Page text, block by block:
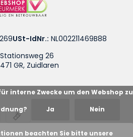
Stationsweg 26
GR, Zuidlaren
USt-IdNr.: NL002211469B88
Blues
interne Zwecke um den Webshop zu
Ja Nein
beachten Sie bitte unsere